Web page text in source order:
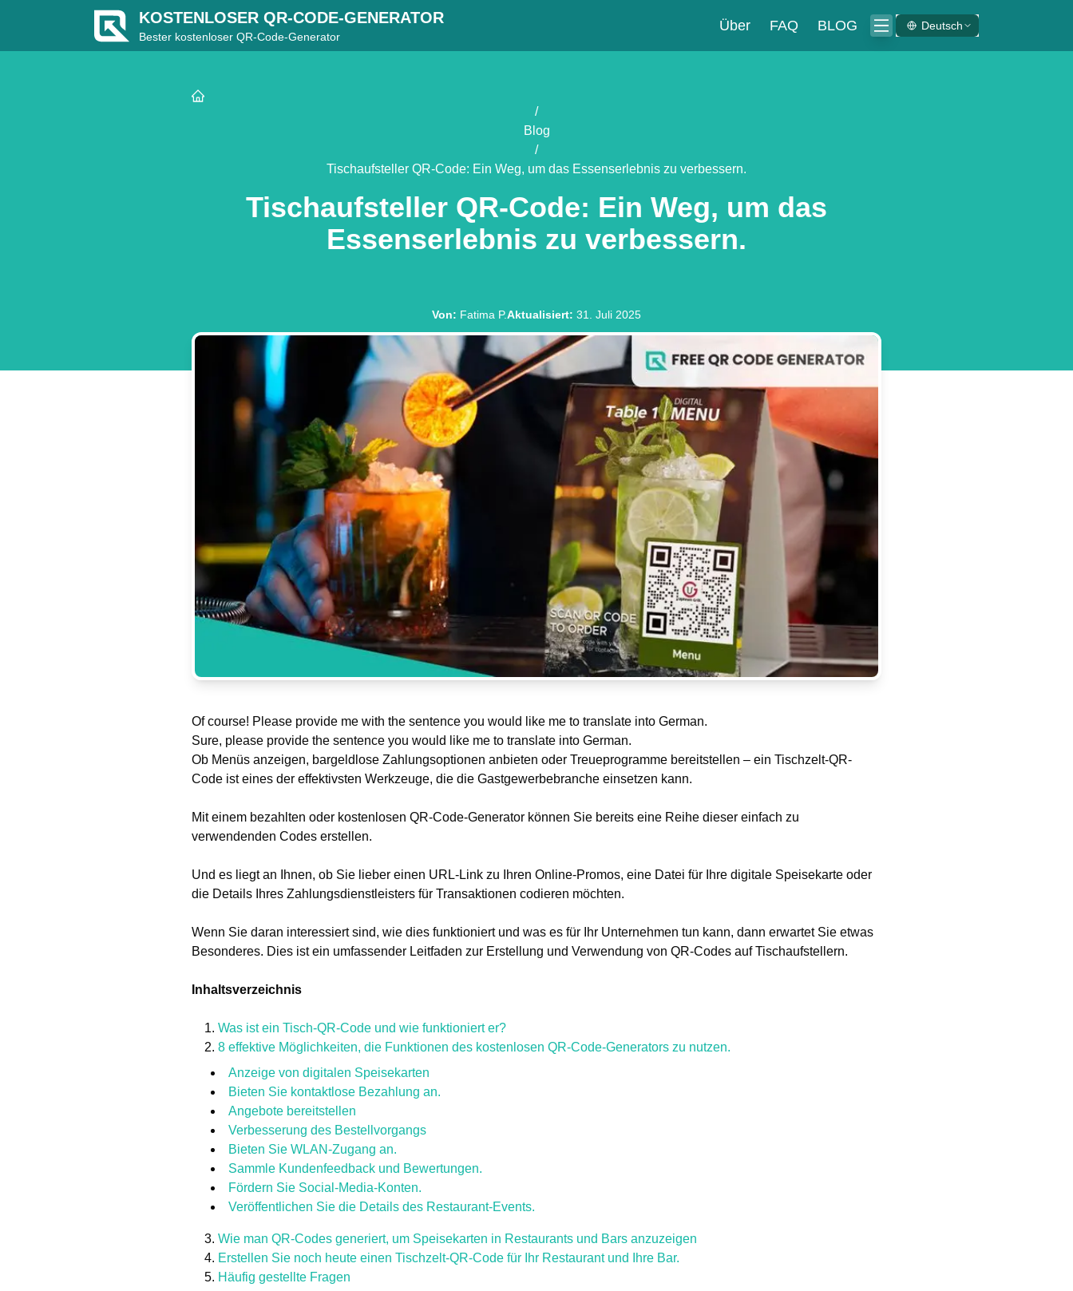
KOSTENLOSER QR-CODE-GENERATOR
Bester kostenloser QR-Code-Generator
Über FAQ BLOG Deutsch
/
Blog
/
Tischaufsteller QR-Code: Ein Weg, um das Essenserlebnis zu verbessern.
Tischaufsteller QR-Code: Ein Weg, um das
Essenserlebnis zu verbessern.
Von: Fatima P.Aktualisiert: 31. Juli 2025
Of course! Please provide me with the sentence you would like me to translate into German.
Sure, please provide the sentence you would like me to translate into German.
Ob Menüs anzeigen, bargeldlose Zahlungsoptionen anbieten oder Treueprogramme bereitstellen – ein Tischzelt-QR-
Code ist eines der effektivsten Werkzeuge, die die Gastgewerbebranche einsetzen kann.
Mit einem bezahlten oder kostenlosen QR-Code-Generator können Sie bereits eine Reihe dieser einfach zu
verwendenden Codes erstellen.
Und es liegt an Ihnen, ob Sie lieber einen URL-Link zu Ihren Online-Promos, eine Datei für Ihre digitale Speisekarte oder
die Details Ihres Zahlungsdienstleisters für Transaktionen codieren möchten.
Wenn Sie daran interessiert sind, wie dies funktioniert und was es für Ihr Unternehmen tun kann, dann erwartet Sie etwas
Besonderes. Dies ist ein umfassender Leitfaden zur Erstellung und Verwendung von QR-Codes auf Tischaufstellern.
Inhaltsverzeichnis
Was ist ein Tisch-QR-Code und wie funktioniert er?
8 effektive Möglichkeiten, die Funktionen des kostenlosen QR-Code-Generators zu nutzen.
Anzeige von digitalen Speisekarten
Bieten Sie kontaktlose Bezahlung an.
Angebote bereitstellen
Verbesserung des Bestellvorgangs
Bieten Sie WLAN-Zugang an.
Sammle Kundenfeedback und Bewertungen.
Fördern Sie Social-Media-Konten.
Veröffentlichen Sie die Details des Restaurant-Events.
Wie man QR-Codes generiert, um Speisekarten in Restaurants und Bars anzuzeigen
Erstellen Sie noch heute einen Tischzelt-QR-Code für Ihr Restaurant und Ihre Bar.
Häufig gestellte Fragen